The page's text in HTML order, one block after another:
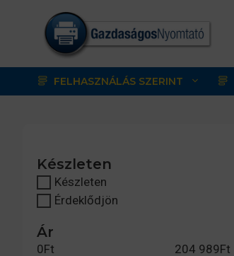
tartalomba
FELHASZNÁLÁS SZERINT
Készleten
Készleten
Érdeklődjön
Ár
0Ft 204 989Ft